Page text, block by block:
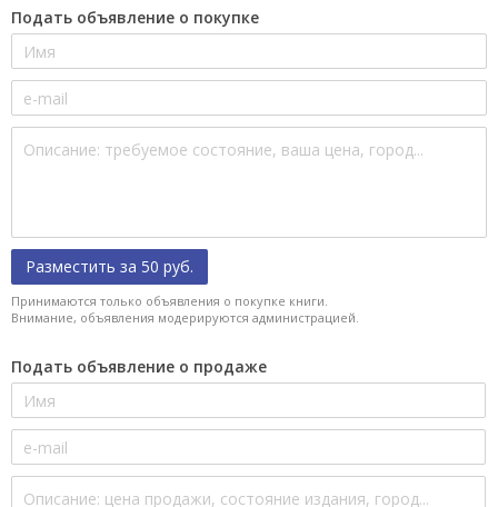
Подать объявление о покупке
Разместить за 50 руб.
Принимаются только объявления о покупке книги.
Внимание, объявления модерируются администрацией.
Подать объявление о продаже